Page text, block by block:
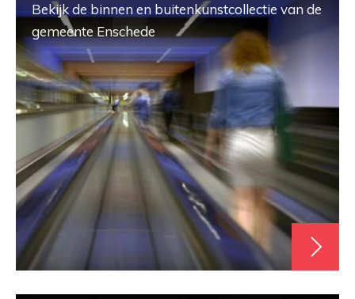
Bekijk de binnen en buitenkunstcollectie van de
gemeente Enschede